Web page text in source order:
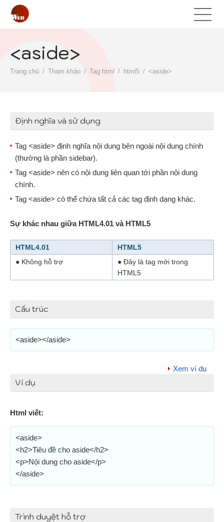
<aside>
Trang chủ Tham khảo Tag html html5 <aside>
Định nghĩa và sử dụng
Tag <aside> định nghĩa nội dung bên ngoài nội dung chính
(thường là phần sidebar).
Tag <aside> nên có nội dung liên quan tới phần nội dung
chính.
Tag <aside> có thể chứa tất cả các tag định dạng khác.
Sự khác nhau giữa HTML4.01 và HTML5
HTML4.01
HTML5
● Không hỗ trợ
● Đây là tag mới trong
HTML5
Cấu trúc
<aside></aside>
Ví dụ
Xem ví dụ
Html viết:
<aside>
<h2>Tiêu đề cho aside</h2>
<p>Nội dung cho aside</p>
</aside>
Trình duyệt hỗ trợ